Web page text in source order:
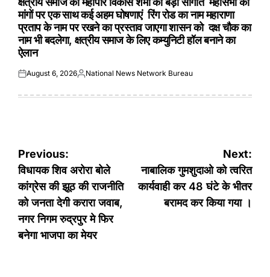
मांगों पर एक साथ कई अहम घोषणाएं रिंग रोड का नाम महाराणा
प्रताप के नाम पर रखने का प्रस्ताव जाएगा शासन को दक्ष चौक का
नाम भी बदलेगा, क्षत्रीय समाज के लिए कम्युनिटी हॉल बनाने का
ऐलान
Posted
August 6, 2026Posted
National News Network Bureau
Post
navigation
Previous:
विधायक शिव अरोरा बोले
कांग्रेस की झूठ की राजनीति
को जनता देगी करारा जवाब,
नगर निगम रुद्रपुर मे फिर
बनेगा भाजपा का मेयर
Next:
नाबालिक गुमशुदाओ को त्वरित
कार्यवाही कर 48 घंटे के भीतर
बरामद कर किया गया ।